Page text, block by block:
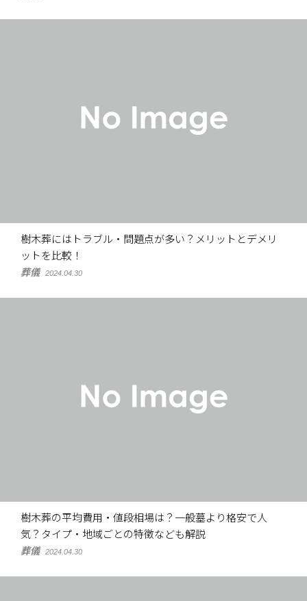
樹木葬にはトラブル・問題点が多い？メリットとデメリ
ットを比較！
葬儀 2024.04.30
樹木葬の平均費用・値段相場は？一般墓より格安で人
気？タイプ・地域ごとの特徴なども解説
葬儀 2024.04.30